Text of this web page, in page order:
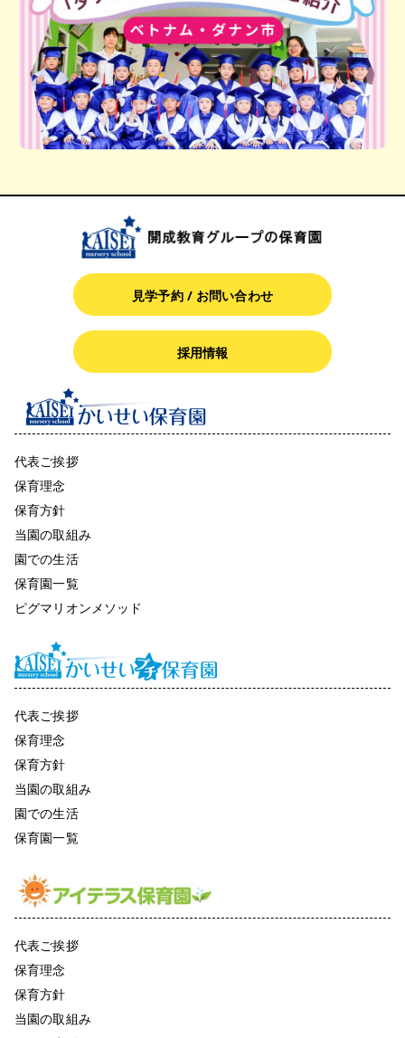
見学予約 / お問い合わせ
採用情報
代表ご挨拶
保育理念
保育方針
当園の取組み
園での生活
保育園一覧
ピグマリオンメソッド
代表ご挨拶
保育理念
保育方針
当園の取組み
園での生活
保育園一覧
代表ご挨拶
保育理念
保育方針
当園の取組み